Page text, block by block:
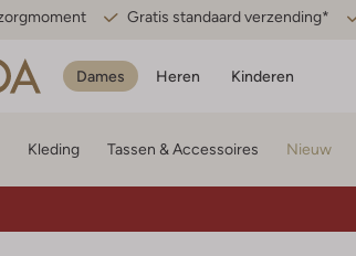
Gratis standaard verzending*
Dames Heren Kinderen
Kleding Tassen & Accessoires Nieuw